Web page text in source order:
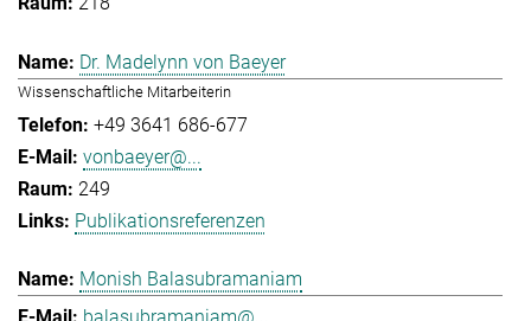
Dr. Madelynn von Baeyer
Wissenschaftliche Mitarbeiterin
+49 3641 686-677
vonbaeyer@...
249
Publikationsreferenzen
Monish Balasubramaniam